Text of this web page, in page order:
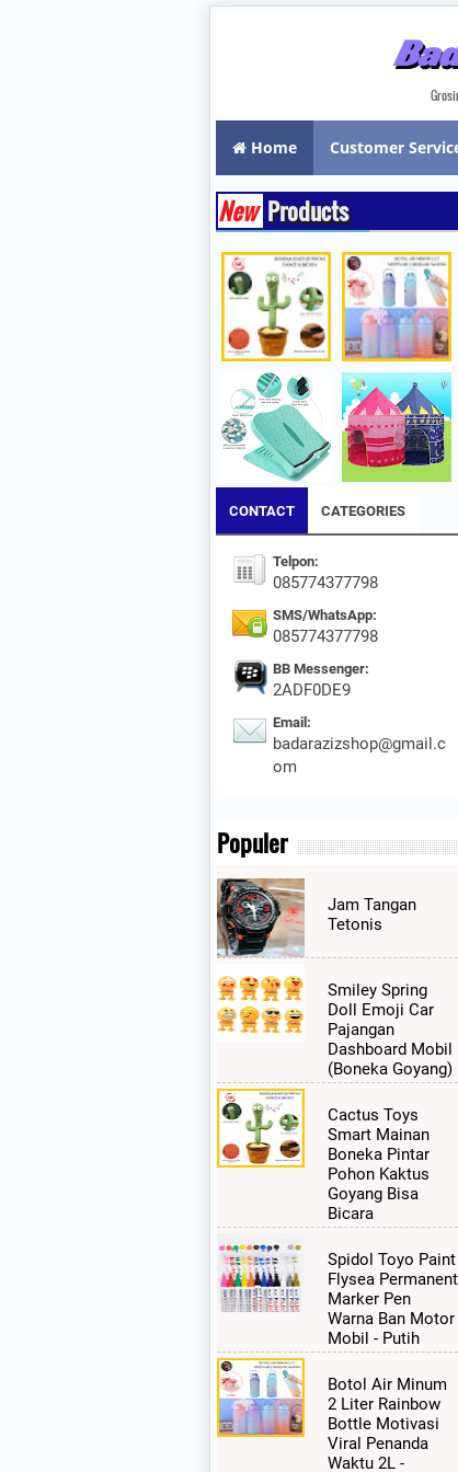
Home Customer
New Products
CONTACT CATEGORIES
Telpon:
085774377798
SMS/WhatsApp:
085774377798
BB Messenger:
2ADF0DE9
Email:
badarazizshop@gmail.c
om
Populer
Jam Tangan
Tetonis
Smiley Spring
Doll Emoji Car
Pajangan
Dashboard Mobil
(Boneka Goyang)
Cactus Toys
Smart Mainan
Boneka Pintar
Pohon Kaktus
Goyang Bisa
Bicara
Spidol Toyo Paint
Flysea Permanent
Marker Pen
Warna Ban Motor
Mobil - Putih
Botol Air Minum
2 Liter Rainbow
Bottle Motivasi
Viral Penanda
Waktu 2L -